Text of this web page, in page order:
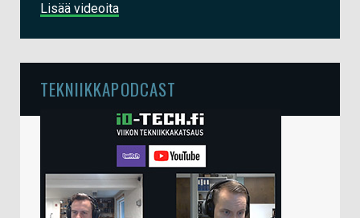
Lisää videoita
TEKNIIKKAPODCAST